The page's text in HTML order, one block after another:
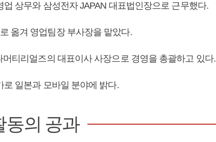
업 상무와 삼성전자 JAPAN 대표법인장으로 근무했다.
옮겨 영업팀장 부사장을 맡았다.
머티리얼즈의 대표이사 사장으로 경영을 총괄하고 있다.
로 일본과 모바일 분야에 밝다.
동의 공과